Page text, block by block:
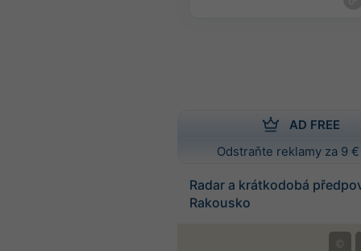
AD FREE
Odstraňte reklamy za 9
Radar a krátkodobá
Rakousko
©